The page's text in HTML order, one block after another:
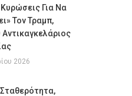
Κυρώσεις Για Να
Τον Τραμπ,
2026